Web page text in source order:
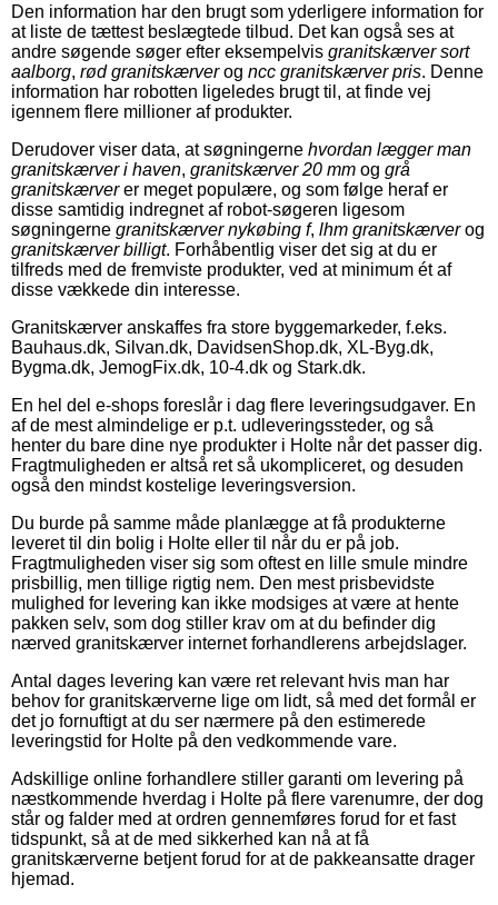
Den information har den brugt som yderligere information for
at liste de tættest beslægtede tilbud. Det kan også ses at
andre søgende søger efter eksempelvis granitskærver sort
aalborg, rød granitskærverog ncc granitskærver pris. Denne
information har robotten ligeledes brugt til, at finde vej
igennem flere millioner af produkter.
Derudover viser data, at søgningerne hvordan lægger man
granitskærver i haven, granitskærver 20 mm og grå
granitskærverer meget populære, og som følge heraf er
disse samtidig indregnet af robot-søgeren ligesom
søgningerne granitskærver nykøbing f, lhm granitskærverog
granitskærver billigt. Forhåbentlig viser det sig at du er
tilfreds med de fremviste produkter, ved at minimum ét af
disse vækkede din interesse.
Granitskærver anskaffes fra store byggemarkeder, f.eks.
Bauhaus.dk, Silvan.dk, DavidsenShop.dk, XL-Byg.dk,
Bygma.dk, JemogFix.dk, 10-4.dk og Stark.dk.
En hel del e-shops foreslår i dag flere leveringsudgaver. En
af de mest almindelige er p.t. udleveringssteder, og så
henter du bare dine nye produkter i Holte når det passer dig.
Fragtmuligheden er altså ret så ukompliceret, og desuden
også den mindst kostelige leveringsversion.
Du burde på samme måde planlægge at få produkterne
leveret til din bolig i Holte eller til når du er på job.
Fragtmuligheden viser sig som oftest en lille smule mindre
prisbillig, men tillige rigtig nem. Den mest prisbevidste
mulighed for levering kan ikke modsiges at være at hente
pakken selv, som dog stiller krav om at du befinder dig
nærved granitskærver internet forhandlerens arbejdslager.
Antal dages levering kan være ret relevant hvis man har
behov for granitskærverne lige om lidt, så med det formål er
det jo fornuftigt at du ser nærmere på den estimerede
leveringstid for Holte på den vedkommende vare.
Adskillige online forhandlere stiller garanti om levering på
næstkommende hverdag i Holte på flere varenumre, der dog
står og falder med at ordren gennemføres forud for et fast
tidspunkt, så at de med sikkerhed kan nå at få
granitskærverne betjent forud for at de pakkeansatte drager
hjemad.